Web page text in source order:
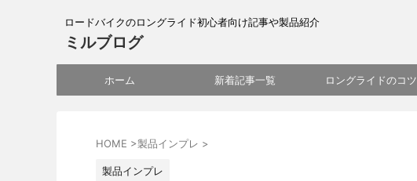
ロードバイクのロングライド初心者向け記事や製品紹介
ミルブログ
ホーム 新着記事一覧 ロングライドのコツ
HOME >製品インプレ >
製品インプレ